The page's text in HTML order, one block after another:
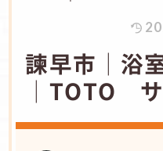
諫早市│浴
│TOTO